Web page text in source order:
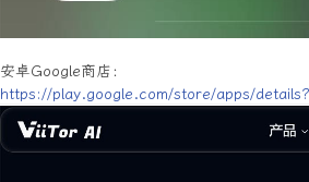
安卓Google商店：
https://play.google.com/store/apps/